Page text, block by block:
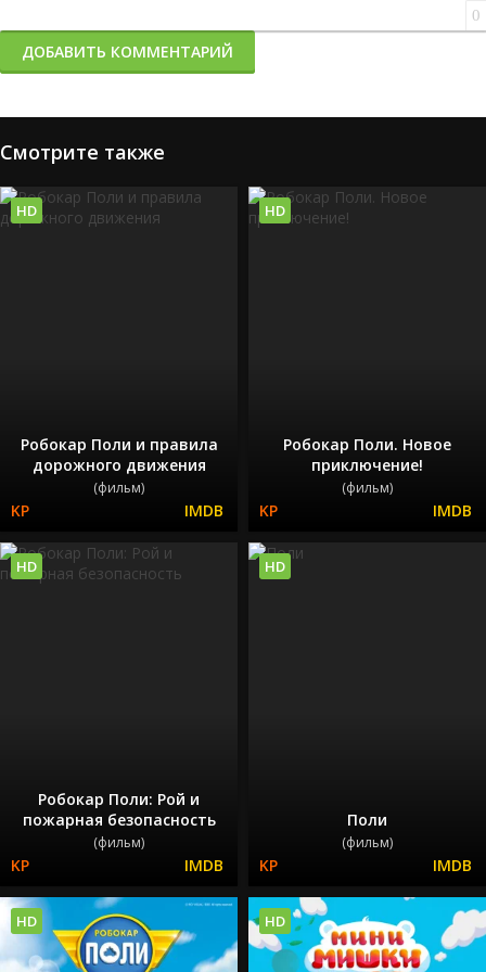
0
ДОБАВИТЬ КОММЕНТАРИЙ
Смотрите также
Робокар Поли и правила
дорожного движения
(фильм)
HD
Робокар Поли. Новое
приключение!
(фильм)
HD
Робокар Поли: Рой и
пожарная безопасность
(фильм)
HD
Поли
(фильм)
HD
HD HD